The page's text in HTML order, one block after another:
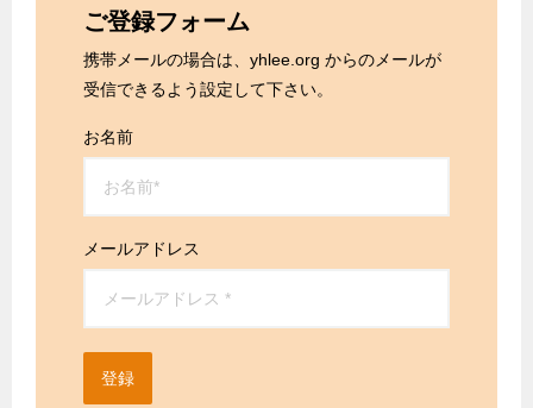
ご登録フォーム
携帯メールの場合は、yhlee.org からのメールが
受信できるよう設定して下さい。
お名前
メールアドレス
登録